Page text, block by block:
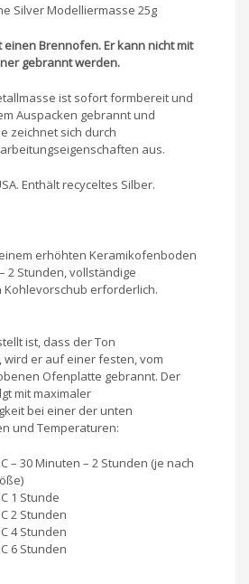
Silver Modelliermasse 25g
Brennofen. Er kann nicht mit
gebrannt werden.
ist sofort formbereit und
Auspacken gebrannt und
zeichnet sich durch
aus.
Enthält recyceltes Silber.
erhöhten Keramikofenboden
– 2 Stunden, vollständige
Kohlevorschub erforderlich.
ist, dass der Ton
wird er auf einer festen, vom
Ofenplatte gebrannt. Der
mit maximaler
bei einer der unten
und Temperaturen:
– 30 Minuten – 2 Stunden (je nach
1 Stunde
2 Stunden
4 Stunden
6 Stunden